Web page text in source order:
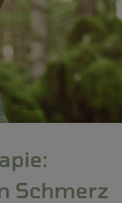
AdobeStock_183619940_StockPhotoPro
Schmerz